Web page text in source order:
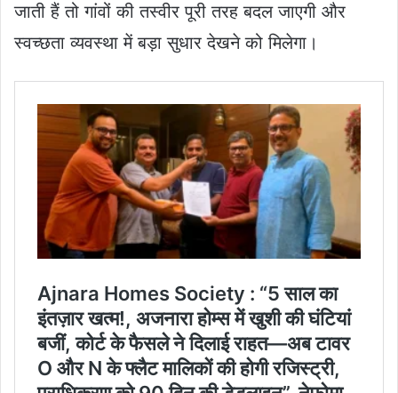
जाती हैं तो गांवों की तस्वीर पूरी तरह बदल जाएगी और
स्वच्छता व्यवस्था में बड़ा सुधार देखने को मिलेगा।